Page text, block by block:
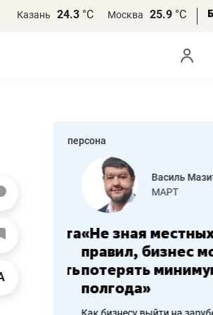
Казань 24.3 °С Москва 25.9 °С
персона
работа
Василь
МАРТ
«Не зная местных
правил, бизнес
потерять минимум
полгода»